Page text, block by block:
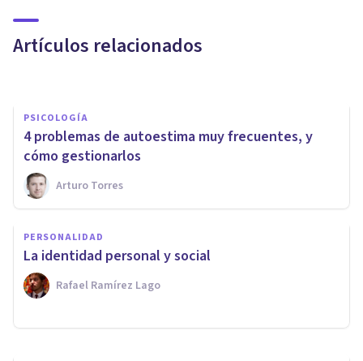
Artículos relacionados
Aceptación y Compromiso
PSICOLOGÍA
4 problemas de autoestima muy frecuentes, y
cómo gestionarlos
Arturo Torres
PERSONALIDAD
La identidad personal y social
Rafael Ramírez Lago
PSICOLOGÍA SOCIAL Y RELACIONES PERSONALES
¿Cómo saber si has
desarrollado dependencia
emocional?